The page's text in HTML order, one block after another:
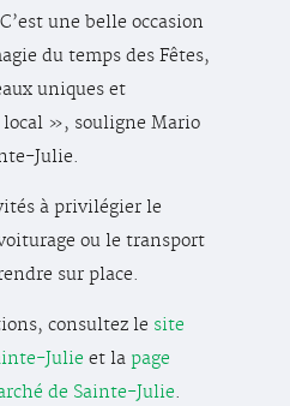
une belle occasion
du temps des Fêtes,
uniques et
local », souligne Mario
Julie.
à privilégier le
ou le transport
sur place.
consultez le site
Julie et la page
de Sainte-Julie.